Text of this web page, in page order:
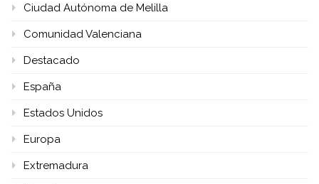
Ciudad Autónoma de Melilla
Comunidad Valenciana
Destacado
España
Estados Unidos
Europa
Extremadura